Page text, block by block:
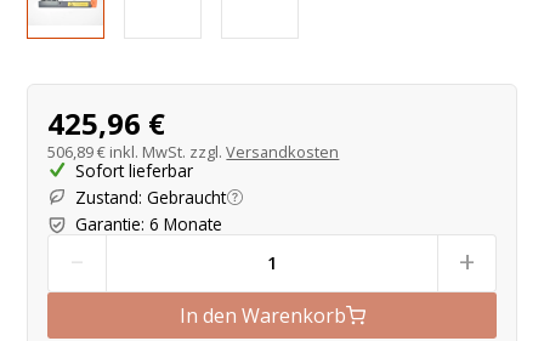
Produktangebot
425,96 €
506,89 € inkl. MwSt. zzgl.Versandkosten
Sofort lieferbar
Zustand: Gebraucht
Garantie: 6 Monate
- +
In den Warenkorb